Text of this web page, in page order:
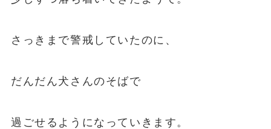
さっきまで警戒していたのに、
だんだん犬さんのそばで
過ごせるようになっていきます。